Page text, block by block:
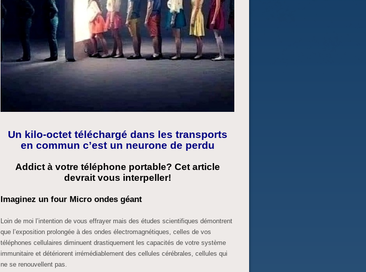
Un kilo-octet téléchargé dans les transports
en commun c’est un neurone de perdu
Addict à votre téléphone portable? Cet article
devrait vous interpeller!
Imaginez un four Micro ondes géant
Loin de moi l’intention de vous effrayer mais des études scientifiques démontrent
que l’exposition prolongée à des ondes électromagnétiques, celles de vos
téléphones cellulaires diminuent drastiquement les capacités de votre système
immunitaire et détériorent irrémédiablement des cellules cérébrales, cellules qui
ne se renouvellent pas.